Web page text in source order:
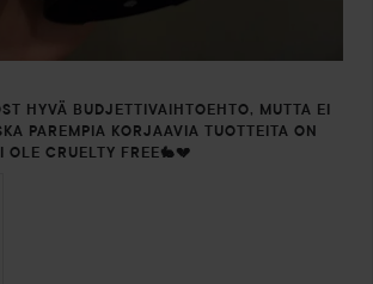
HYVÄ BUDJETTIVAIHTOEHTO, MUTTA EI
PAREMPIA KORJAAVIA TUOTTEITA ON
OLE CRUELTY FREE🐇💔